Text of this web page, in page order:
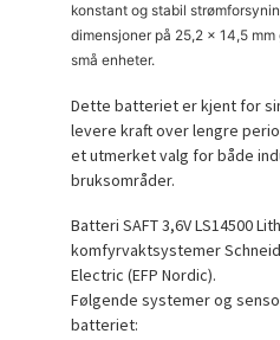
konstant og stabil
dimensjoner på 25,2 x 14,5
små enheter.
Dette batteriet er kjent for
levere kraft over lengre
et utmerket valg for både
bruksområder.
Batteri SAFT 3,6V LS14500
komfyrvaktsystemer
Electric (EFP Nordic).
Følgende systemer og
batteriet: